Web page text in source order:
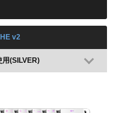
使用
使用
v2
(SILVER)